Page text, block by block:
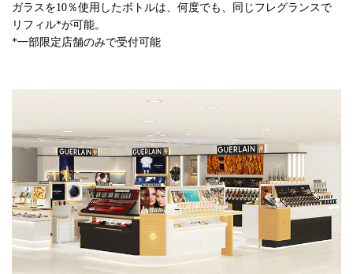
ガラスを10％使用したボトルは、何度でも、同じフレグランスで
リフィル*が可能。
*一部限定店舗のみで受付可能